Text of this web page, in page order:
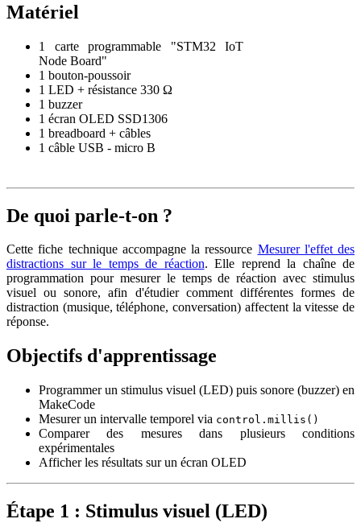
Matériel
1 carte programmable "STM32 IoT
Node Board"
1 bouton-poussoir
1 LED + résistance 330 Ω
1 buzzer
1 écran OLED SSD1306
1 breadboard + câbles
1 câble USB - micro B
De quoi parle-t-on ?
Cette fiche technique accompagne la ressource Mesurer l'effet des
distractions sur le temps de réaction. Elle reprend la chaîne de
programmation pour mesurer le temps de réaction avec stimulus
visuel ou sonore, afin d'étudier comment différentes formes de
distraction (musique, téléphone, conversation) affectent la vitesse de
réponse.
Objectifs d'apprentissage
Programmer un stimulus visuel (LED) puis sonore (buzzer) en
MakeCode
Mesurer un intervalle temporel via control.millis()
Comparer des mesures dans plusieurs conditions
expérimentales
Afficher les résultats sur un écran OLED
Étape 1 : Stimulus visuel (LED)